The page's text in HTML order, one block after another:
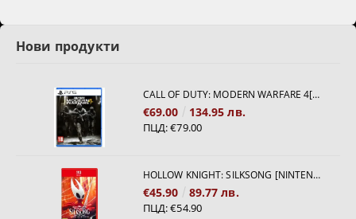
Нови продукти
CALL OF DUTY: MODERN WARFARE 4[PS5]
€69.00 134.95 лв.
ПЦД:€79.00
HOLLOW KNIGHT: SILKSONG [NINTENDO SWITCH 2]
€45.90 89.77 лв.
ПЦД:€54.90